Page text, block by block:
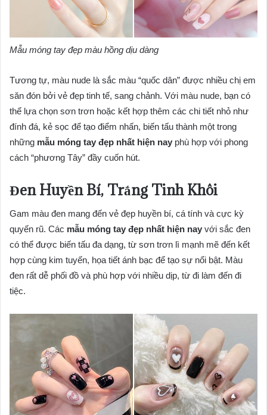
Mẫu móng tay đẹp màu hồng dịu dàng
Tương tự, màu nude là sắc màu “quốc dân” được nhiều chị em
săn đón bởi vẻ đẹp tinh tế, sang chảnh. Với màu nude, bạn có
thể lựa chọn sơn trơn hoặc kết hợp thêm các chi tiết nhỏ như
đính đá, kẻ sọc để tạo điểm nhấn, biến tấu thành một trong
những mẫu móng tay đẹp nhất hiện nay phù hợp với phong
cách “phương Tây” đầy cuốn hút.
Đen Huyền Bí, Trắng Tinh Khôi
Gam màu đen mang đến vẻ đẹp huyền bí, cá tính và cực kỳ
quyến rũ. Các mẫu móng tay đẹp nhất hiện nay với sắc đen
có thể được biến tấu đa dạng, từ sơn trơn lì mạnh mẽ đến kết
hợp cùng kim tuyến, họa tiết ánh bạc để tạo sự nổi bật. Màu
đen rất dễ phối đồ và phù hợp với nhiều dịp, từ đi làm đến đi
tiệc.